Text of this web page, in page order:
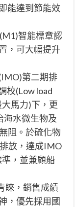
能達到節能效
智能標章認
，可大幅提升
第二期排
校(Low load
馬力)下，更
海水微生物及
阻。於硫化物
放，達成IMO
，並兼顧船
睞，銷售成績
，優先採用國